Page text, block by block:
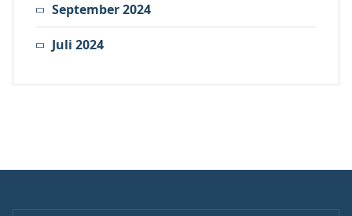
September 2024
Juli 2024